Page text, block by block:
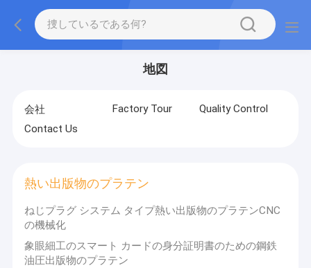
地図
会社 Factory Tour
Quality Control
Contact Us
熱い出版物のプラテン
ねじプラグ システム タイプ熱い出版物のプラテンCNC
の機械化
象眼細工のスマート カードの身分証明書のための鋼鉄
油圧出版物のプラテン